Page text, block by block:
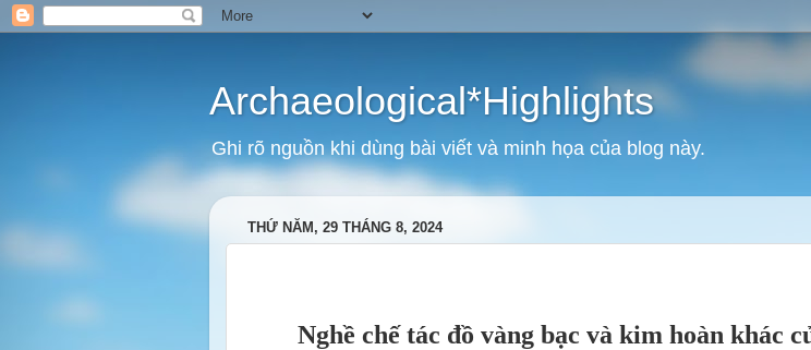
Archaeological*Highlights
Ghi rõ nguồn khi dùng bài viết và minh họa của blog này.
THỨ NĂM, 29 THÁNG 8, 2024
Nghề chế tác đồ vàng bạc và kim hoàn khác